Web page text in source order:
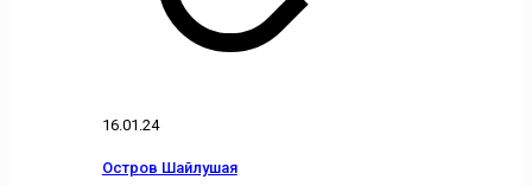
16.01.24
Остров Шайлушая